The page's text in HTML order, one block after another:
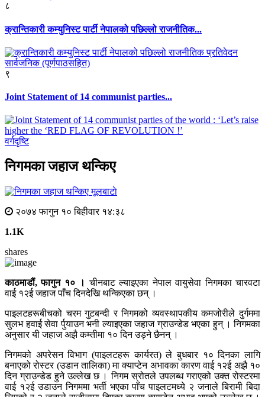
८
क्रान्तिकारी कम्युनिस्ट पार्टी नेपालको पछिल्लो राजनीतिक...
९
Joint Statement of 14 communist parties...
वर्गदृष्टि
निगमका जहाज थन्किए
मूलबाटाे
२०७४ फागुन १० बिहीवार १४:३८
1.1K
shares
काठमाडौं, फागुन १० । चीनबाट ल्याइएका नेपाल वायुसेवा निगमका चारवटा
वाई १२ई जहाज पाँच दिनदेखि थन्किएका छन् ।
पाइलटहरूबीचको चरम गुटबन्दी र निगमको व्यवस्थापकीय कमजोरीले दुर्गममा
सुलभ हवाई सेवा र्पुयाउन भनी ल्याइएका जहाज ग्राउन्डेड भएका हुन् । निगमका
अनुसार यी जहाज अझै कम्तीमा १० दिन उड्ने छैनन् ।
निगमको अपरेसन विभाग (पाइलटहरू कार्यरत) ले बुधबार १० दिनका लागि
बनाएको रोस्टर (उडान तालिका) मा क्याप्टेन अभावका कारण वाई १२ई अझै १०
दिन ग्राउन्डेड हुने उल्लेख छ । निगम स्रोतले उपलब्ध गराएको उक्त रोस्टरमा
वाई १२ई उडाउन निगममा भर्ती भएका पाँच पाइलटमध्ये २ जनाले बिरामी बिदा